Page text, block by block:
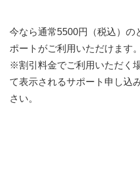
今なら通常5500円（税込）の
ポートがご利用いただけます。
※割引料金でご利用いただく
て表示されるサポート申し込
さい。